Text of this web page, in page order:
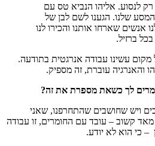
רק לנסוע. אליהו הנביא טס עם
שלנו. הגענו לשם לבן של
אנשים שארחו אותנו והכירו לנו
ברזיל.
מקום עשינו עבודה אנרגטית בתודעה.
והאנרגיה עוברת, זה מספיק.
ויש שחושבים שהתחרפנו, שאני
קשוב – עובד עם החומרים, זו עבודה
– כי הוא לא יודע.